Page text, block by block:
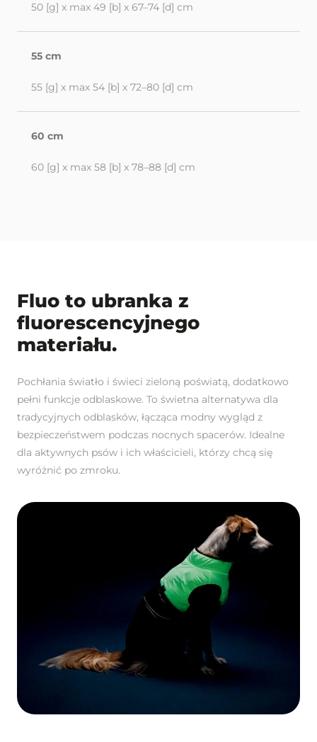
50 [g] x max 49 [b] x 67–74 [d] cm
55 cm
55 [g] x max 54 [b] x 72–80 [d] cm
60 cm
60 [g] x max 58 [b] x 78–88 [d] cm
Fluo to ubranka z
fluorescencyjnego
materiału.
Pochłania światło i świeci zieloną poświatą, dodatkowo
pełni funkcje odblaskowe. To świetna alternatywa dla
tradycyjnych odblasków, łącząca modny wygląd z
bezpieczeństwem podczas nocnych spacerów. Idealne
dla aktywnych psów i ich właścicieli, którzy chcą się
wyróżnić po zmroku.